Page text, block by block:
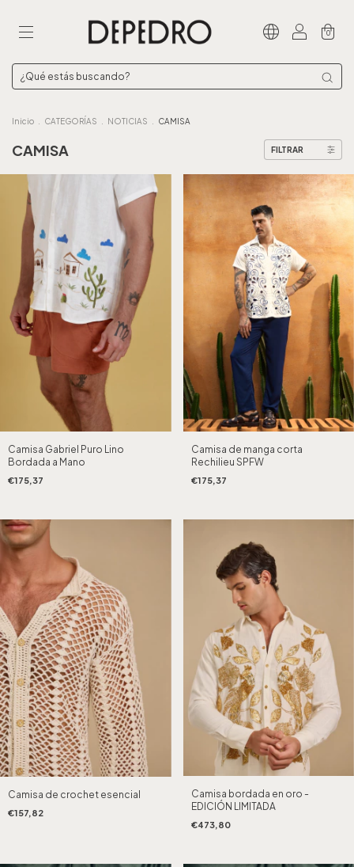
0
Inicio CATEGORÍAS NOTICIAS CAMISA
CAMISA FILTRAR
Camisa Gabriel Puro Lino
Bordada a Mano
€175,37
Camisa de manga corta
Rechilieu SPFW
€175,37
Camisa de crochet esencial
€157,82
Camisa bordada en oro -
EDICIÓN LIMITADA
€473,80